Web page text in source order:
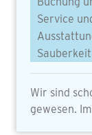
Service
Wir sind
gewesen.